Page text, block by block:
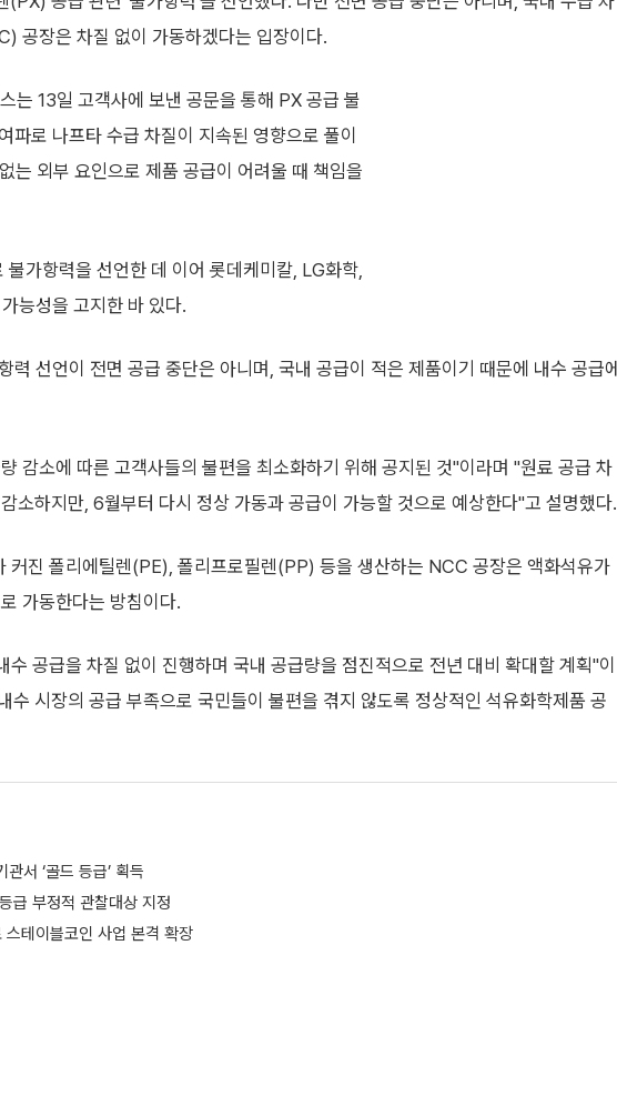
공장은 차질 없이 가동하겠다는 입장이다.
는 13일 고객사에 보낸 공문을 통해 PX 공급 불
파로 나프타 수급 차질이 지속된 영향으로 풀이
는 외부 요인으로 제품 공급이 어려울 때 책임을
가항력을 선언한 데 이어 롯데케미칼, LG화학,
능성을 고지한 바 있다.
력 선언이 전면 공급 중단은 아니며, 국내 공급이 적은 제품이기 때문에 내수 공급에
감소에 따른 고객사들의 불편을 최소화하기 위해 공지된 것"이라며 "원료 공급 차
소하지만, 6월부터 다시 정상 가동과 공급이 가능할 것으로 예상한다"고 설명했다.
커진 폴리에틸렌(PE), 폴리프로필렌(PP) 등을 생산하는 NCC 공장은 액화석유가
가동한다는 방침이다.
공급을 차질 없이 진행하며 국내 공급량을 점진적으로 전년 대비 확대할 계획"이
수 시장의 공급 부족으로 국민들이 불편을 겪지 않도록 정상적인 석유화학제품 공
서 ‘골드 등급’ 획득
급 부정적 관찰대상 지정
테이블코인 사업 본격 확장